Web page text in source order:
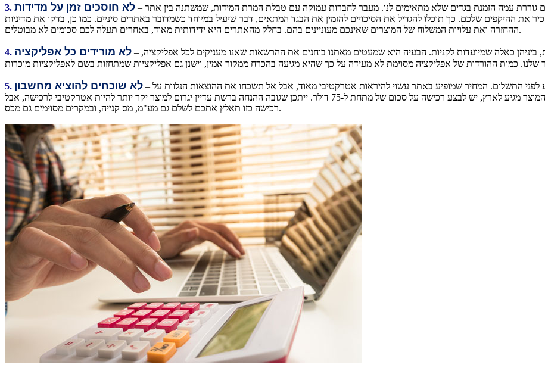
3. לא חוסכים זמן על מדידות – הקנייה ברשת אמנם חוסכת את הביקור בתא ההלבשה, אך לעתים גוררת עמה הזמנת בגדים שלא מתאימים לנו. מעבר לחברות עמוקה עם טבלת המרת המידות, שמשתנה בין אתר
ההיקפים שלכם. כך תוכלו להגדיל את הסיכויים להזמין את הבגד המתאים, דבר שיעיל במיוחד כשמדובר באתרים סיניים. כמו כן, בדקו את מדיניות
ההחזרה ואת עלויות המשלוח של המוצרים שאינכם מעוניינים בהם. בחלק מהאתרים היא ידידותית מאוד, באחרים תעלה לכם סכומים לא מבוטלים.
4. לא מורידים כל אפליקציה – גולשים רבים מתקינים על מכשיר הסמארטפון שלהם אפליקציות שונות, ביניהן כאלה שמיועדות לקניות. הבעיה היא שמעטים מאתנו בוחנים את ההרשאות שאנו מעניקים לכל אפליקציה,
5. לא שוכחים להוציא מחשבון – כאשר מדובר במוצר שנרכש מאתר בחו"ל, צריך להוציא מחשבונים רגע לפני התשלום. המחיר שמופיע באתר עשוי להיראות אטרקטיבי מאוד, אבל אל תשכחו את ההוצאות הנלוות על
דמי משלוח וכמובן גם על מיסים. על מנת להימנע מהפתעות ברגע שהמוצר מגיע לארץ, יש לבצע רכישה על סכום של מתחת ל-75 דולר. ייתכן שגובה ההנחה ברשת עדיין יגרום למוצר יקר יותר להיות אטרקטיבי לרכישה, אבל
רכישה כזו תאלץ אתכם לשלם גם מע"מ, מס קנייה, ובמקרים מסוימים גם מכס.